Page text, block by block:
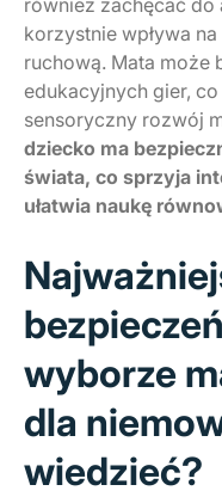
korzystnie wpływa
ruchową. Mata może
edukacyjnych gier,
sensoryczny rozwój
dziecko ma
świata, co sprzyja
ułatwia naukę
wyborze
dla
wiedzieć?